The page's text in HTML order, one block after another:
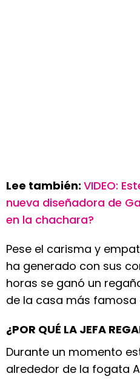
Lee también: VIDEO:
nueva diseñadora de
en la chachara?
Pese el carisma y
ha generado con sus
horas se ganó un
de la casa más famosa
¿POR QUÉ LA JEFA
Durante un momento
alrededor de la fogata